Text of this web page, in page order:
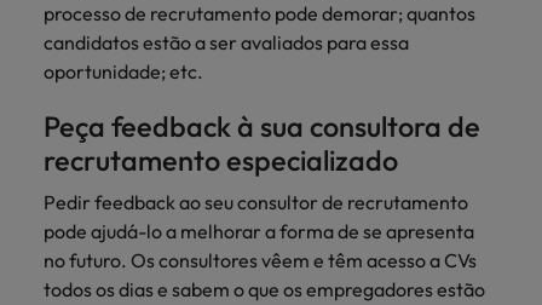
processo de recrutamento pode demorar; quantos
candidatos estão a ser avaliados para essa
oportunidade; etc.
Peça feedback à sua consultora de
recrutamento especializado
Pedir feedback ao seu consultor de recrutamento
pode ajudá-lo a melhorar a forma de se apresenta
no futuro. Osconsultores vêem e têm acesso a CVs
todos os dias e sabem o que os empregadores estão